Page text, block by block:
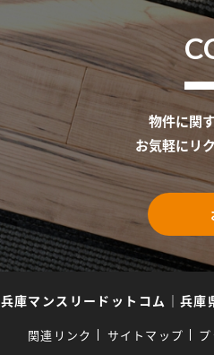
物件に関
お気軽にリ
兵庫マンスリードットコム ｜ 兵庫
関連リンク サイトマップ